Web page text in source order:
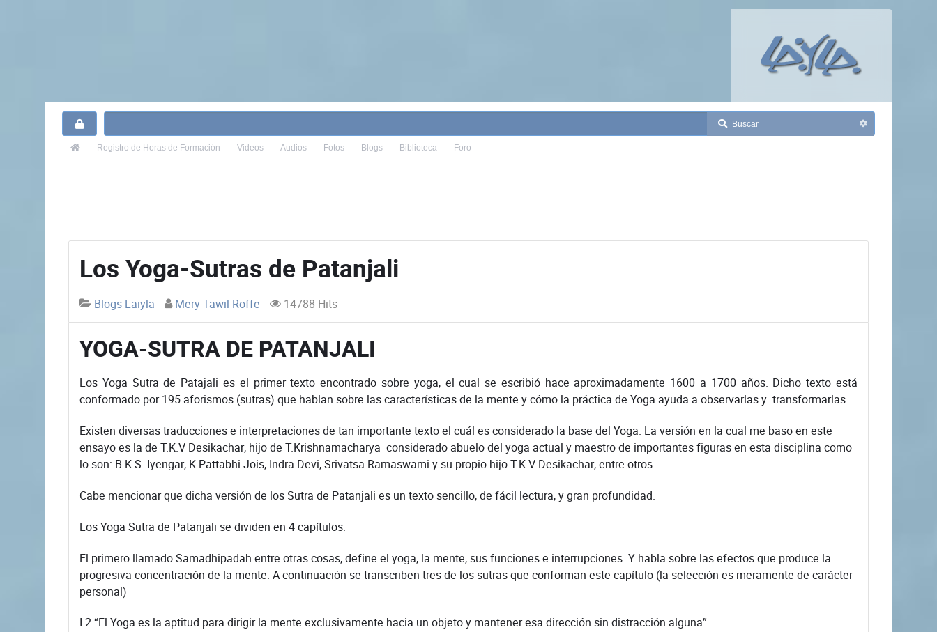
Registro de Horas de Formación Videos Audios Fotos Blogs Biblioteca Foro
Los Yoga-Sutras de Patanjali
Blogs Laiyla Mery Tawil Roffe 14788 Hits
YOGA-SUTRA DE PATANJALI
Los Yoga Sutra de Patajali es el primer texto encontrado sobre yoga, el cual se escribió hace aproximadamente 1600 a 1700 años. Dicho texto está
conformado por 195 aforismos (sutras) que hablan sobre las características de la mente y cómo la práctica de Yoga ayuda a observarlas y transformarlas.
Existen diversas traducciones e interpretaciones de tan importante texto el cuál es considerado la base del Yoga. La versión en la cual me baso en este
ensayo es la de T.K.V Desikachar, hijo de T.Krishnamacharya considerado abuelo del yoga actual y maestro de importantes figuras en esta disciplina como
lo son: B.K.S. Iyengar, K.Pattabhi Jois, Indra Devi, Srivatsa Ramaswami y su propio hijo T.K.V Desikachar, entre otros.
Cabe mencionar que dicha versión de los Sutra de Patanjali es un texto sencillo, de fácil lectura, y gran profundidad.
Los Yoga Sutra de Patanjali se dividen en 4 capítulos:
El primero llamado Samadhipadah entre otras cosas, define el yoga, la mente, sus funciones e interrupciones. Y habla sobre las efectos que produce la
progresiva concentración de la mente. A continuación se transcriben tres de los sutras que conforman este capítulo (la selección es meramente de carácter
personal)
I.2 “El Yoga es la aptitud para dirigir la mente exclusivamente hacia un objeto y mantener esa dirección sin distracción alguna”.